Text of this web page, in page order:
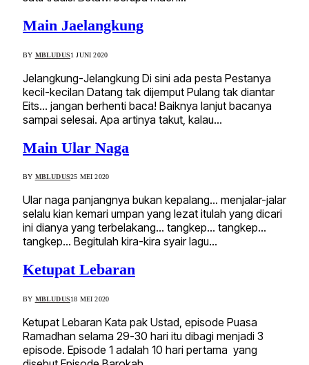
Main Jaelangkung
BY MBLUDUS1 JUNI 2020
Jelangkung-Jelangkung Di sini ada pesta Pestanya
kecil-kecilan Datang tak dijemput Pulang tak diantar
Eits… jangan berhenti baca! Baiknya lanjut bacanya
sampai selesai. Apa artinya takut, kalau…
Main Ular Naga
BY MBLUDUS25 MEI 2020
Ular naga panjangnya bukan kepalang… menjalar-jalar
selalu kian kemari umpan yang lezat itulah yang dicari
ini dianya yang terbelakang… tangkep… tangkep…
tangkep… Begitulah kira-kira syair lagu…
Ketupat Lebaran
BY MBLUDUS18 MEI 2020
Ketupat Lebaran Kata pak Ustad, episode Puasa
Ramadhan selama 29-30 hari itu dibagi menjadi 3
episode. Episode 1 adalah 10 hari pertama yang